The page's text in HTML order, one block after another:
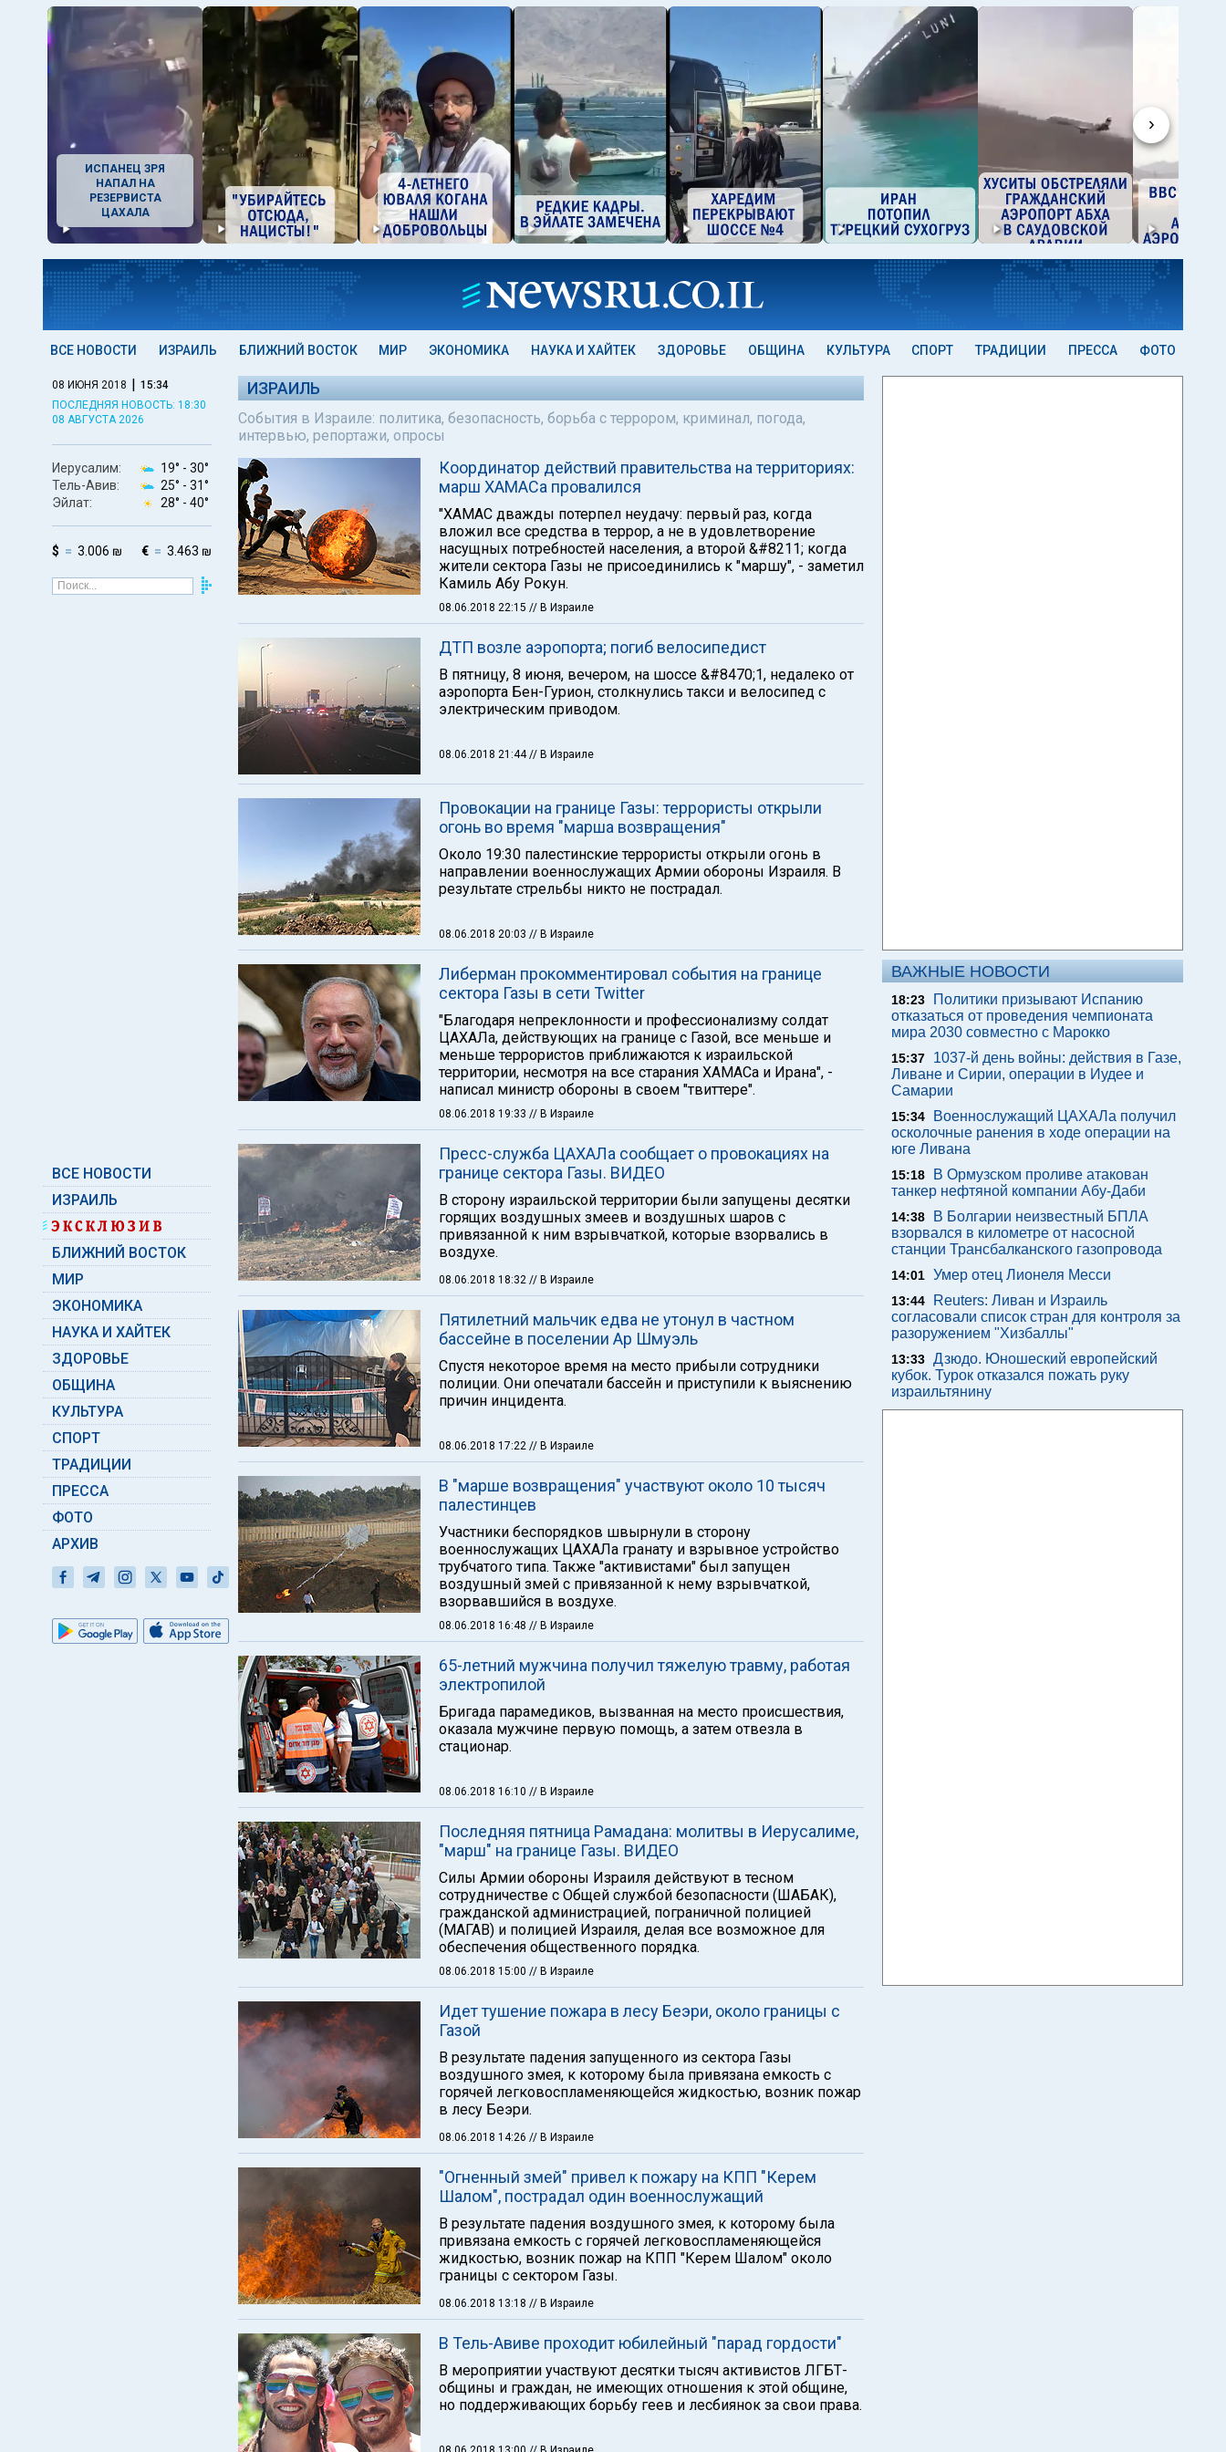
›
ИСПАНЕЦ ЗРЯ
НАПАЛ НА
РЕЗЕРВИСТА
ЦАХАЛА
ВСЕ НОВОСТИ ИЗРАИЛЬ БЛИЖНИЙ ВОСТОК МИР ЭКОНОМИКА НАУКА И ХАЙТЕК ЗДОРОВЬЕ ОБЩИНА КУЛЬТУРА СПОРТ ТРАДИЦИИ ПРЕССА ФОТО
08 ИЮНЯ 2018 | 15:34
ПОСЛЕДНЯЯ НОВОСТЬ: 18:30
08 АВГУСТА 2026
Иерусалим: 19° - 30°
Тель-Авив:
25° - 31°
Эйлат:
28° - 40°
$ 3.006 ₪ € 3.463 ₪
ВСЕ НОВОСТИ
ИЗРАИЛЬ
БЛИЖНИЙ ВОСТОК
МИР
ЭКОНОМИКА
НАУКА И ХАЙТЕК
ЗДОРОВЬЕ
ОБЩИНА
КУЛЬТУРА
СПОРТ
ТРАДИЦИИ
ПРЕССА
ФОТО
АРХИВ
ИЗРАИЛЬ
События в Израиле: политика, безопасность, борьба с террором, криминал, погода,
интервью, репортажи, опросы
Координатор действий правительства на территориях:
марш ХАМАСа провалился
"ХАМАС дважды потерпел неудачу: первый раз, когда
вложил все средства в террор, а не в удовлетворение
насущных потребностей населения, а второй &#8211; когда
жители сектора Газы не присоединились к "маршу", - заметил
Камиль Абу Рокун.
08.06.2018 22:15 // В Израиле
ДТП возле аэропорта; погиб велосипедист
В пятницу, 8 июня, вечером, на шоссе &#8470;1, недалеко от
аэропорта Бен-Гурион, столкнулись такси и велосипед с
электрическим приводом.
08.06.2018 21:44// В Израиле
Провокации на границе Газы: террористы открыли
огонь во время "марша возвращения"
Около 19:30 палестинские террористы открыли огонь в
направлении военнослужащих Армии обороны Израиля. В
результате стрельбы никто не пострадал.
08.06.2018 20:03 // В Израиле
Либерман прокомментировал события на границе
сектора Газы в сети Twitter
"Благодаря непреклонности и профессионализму солдат
ЦАХАЛа, действующих на границе с Газой, все меньше и
меньше террористов приближаются к израильской
территории, несмотря на все старания ХАМАСа и Ирана", -
написал министр обороны в своем "твиттере".
08.06.2018 19:33 // В Израиле
Пресс-служба ЦАХАЛа сообщает о провокациях на
границе сектора Газы. ВИДЕО
В сторону израильской территории были запущены десятки
горящих воздушных змеев и воздушных шаров с
привязанной к ним взрывчаткой, которые взорвались в
воздухе.
08.06.2018 18:32 // В Израиле
Пятилетний мальчик едва не утонул в частном
бассейне в поселении Ар Шмуэль
Спустя некоторое время на место прибыли сотрудники
полиции. Они опечатали бассейн и приступили к выяснению
причин инцидента.
08.06.2018 17:22 // В Израиле
В "марше возвращения" участвуют около 10 тысяч
палестинцев
Участники беспорядков швырнули в сторону
военнослужащих ЦАХАЛа гранату и взрывное устройство
трубчатого типа. Также "активистами" был запущен
воздушный змей с привязанной к нему взрывчаткой,
взорвавшийся в воздухе.
08.06.2018 16:48 // В Израиле
65-летний мужчина получил тяжелую травму, работая
электропилой
Бригада парамедиков, вызванная на место происшествия,
оказала мужчине первую помощь, а затем отвезла в
стационар.
08.06.2018 16:10 // В Израиле
Последняя пятница Рамадана: молитвы в Иерусалиме,
"марш" на границе Газы. ВИДЕО
Силы Армии обороны Израиля действуют в тесном
сотрудничестве с Общей службой безопасности (ШАБАК),
гражданской администрацией, пограничной полицией
(МАГАВ) и полицией Израиля, делая все возможное для
обеспечения общественного порядка.
08.06.2018 15:00 // В Израиле
Идет тушение пожара в лесу Беэри, около границы с
Газой
В результате падения запущенного из сектора Газы
воздушного змея, к которому была привязана емкость с
горячей легковоспламеняющейся жидкостью, возник пожар
в лесу Беэри.
08.06.2018 14:26 // В Израиле
"Огненный змей" привел к пожару на КПП "Керем
Шалом", пострадал один военнослужащий
В результате падения воздушного змея, к которому была
привязана емкость с горячей легковоспламеняющейся
жидкостью, возник пожар на КПП "Керем Шалом" около
границы с сектором Газы.
08.06.2018 13:18 // В Израиле
В Тель-Авиве проходит юбилейный "парад гордости"
В мероприятии участвуют десятки тысяч активистов ЛГБТ-
общины и граждан, не имеющих отношения к этой общине,
но поддерживающих борьбу геев и лесбиянок за свои права.
ВАЖНЫЕ НОВОСТИ
18:23
Политики призывают Испанию
отказаться от проведения чемпионата
мира 2030 совместно с Марокко
15:37
1037-й день войны: действия в Газе,
Ливане и Сирии, операции в Иудее и
Самарии
15:34
Военнослужащий ЦАХАЛа получил
осколочные ранения в ходе операции на
юге Ливана
15:18
В Ормузском проливе атакован
танкер нефтяной компании Абу-Даби
14:38
В Болгарии неизвестный БПЛА
взорвался в километре от насосной
станции Трансбалканского газопровода
14:01 Умер отец Лионеля Месси
13:44
Reuters: Ливан и Израиль
согласовали список стран для контроля за
разоружением "Хизбаллы"
13:33 Дзюдо. Юношеский европейский
кубок. Турок отказался пожать руку
израильтянину